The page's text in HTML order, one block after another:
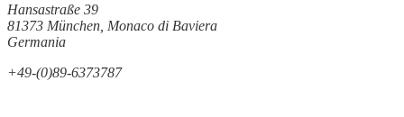
Hansastraße 39
81373 München, Monaco di Baviera
Germania
+49-(0)89-6373787